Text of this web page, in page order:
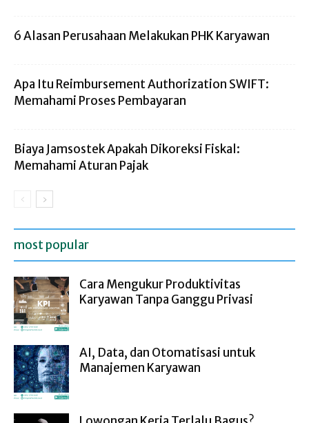
6 Alasan Perusahaan Melakukan PHK Karyawan
Apa Itu Reimbursement Authorization SWIFT:
Memahami Proses Pembayaran
Biaya Jamsostek Apakah Dikoreksi Fiskal:
Memahami Aturan Pajak
most popular
Cara Mengukur Produktivitas
Karyawan Tanpa Ganggu Privasi
AI, Data, dan Otomatisasi untuk
Manajemen Karyawan